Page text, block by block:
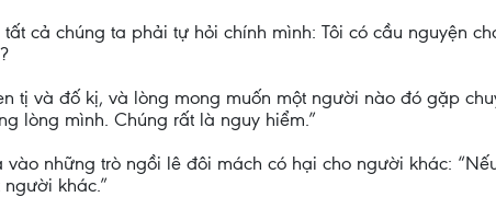
cả chúng ta phải tự hỏi chính mình: Tôi có cầu nguyện
tị và đố kị, và lòng mong muốn một người nào đó gặp
lòng mình. Chúng rất là nguy hiểm.”
những trò ngồi lê đôi mách có hại cho người khác:
khác.”